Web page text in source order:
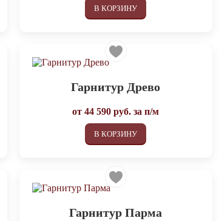
В КОРЗИНУ
Гарнитур Древо
от44 590 руб. за п/м
В КОРЗИНУ
Гарнитур Парма